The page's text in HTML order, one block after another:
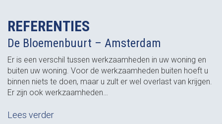
REFERENTIES
De Bloemenbuurt – Amsterdam
Er is een verschil tussen werkzaamheden in uw woning en
buiten uw woning. Voor de werkzaamheden buiten hoeft u
binnen niets te doen, maar u zult er wel overlast van krijgen.
Er zijn ook werkzaamheden…
Lees verder